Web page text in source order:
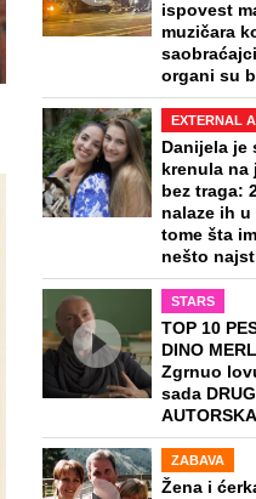
ispovest
muzičara
organi su
EXTERNAL
Danijela je
krenula na
bez traga:
nalaze ih
tome šta
nešto
STARS
TOP 10
DINO
Zgrnuo
sada
ZABAVA
Žena i